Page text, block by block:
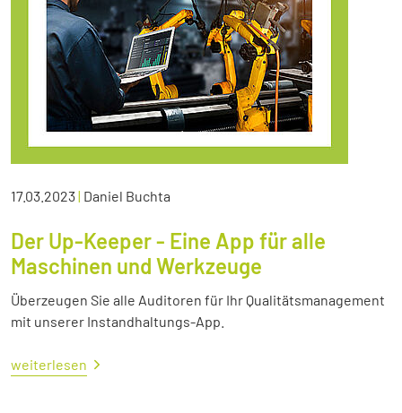
17.03.2023| Daniel Buchta
Der Up-Keeper - Eine App für alle
Maschinen und Werkzeuge
Überzeugen Sie alle Auditoren für Ihr Qualitätsmanagement
mit unserer Instandhaltungs-App.
weiterlesen